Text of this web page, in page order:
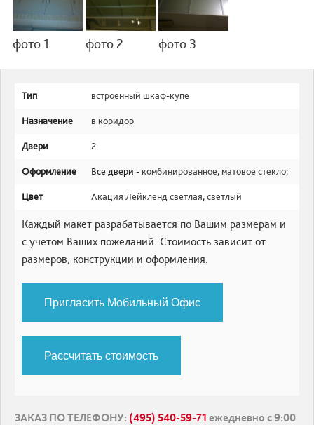
фото 1 фото 2 фото 3
Тип встроенный шкаф-купе
Назначение в коридор
Двери 2
Оформление Все двери - комбинированное, матовое стекло;
Цвет Акация Лейкленд светлая,светлый
Каждый макет разрабатывается по Вашим размерам и
с учетом Ваших пожеланий. Стоимость зависит от
размеров, конструкции и оформления.
Пригласить Мобильный Офис
Рассчитать стоимость
ЗАКАЗ ПО ТЕЛЕФОНУ: (495) 540-59-71 ежедневно с 9:00